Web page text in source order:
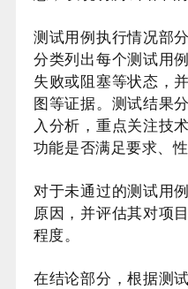
测试用例执行情况部
分类列出每个测试用
失败或阻塞等状态，
图等证据。测试结果
入分析，重点关注技
功能是否满足要求、
对于未通过的测试用
原因，并评估其对项
程度。
在结论部分，根据测